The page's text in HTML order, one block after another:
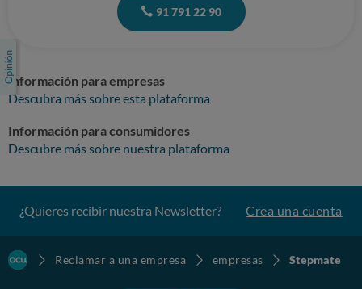
91 791 22 90
Información para empresas
Descubra más sobre esta plataforma
Información para consumidores
Descubre más sobre nuestra plataforma
¿Quieres recibir nuestra Newsletter? Crea una cuenta
Reclamar a una empresa empresas Stepmate